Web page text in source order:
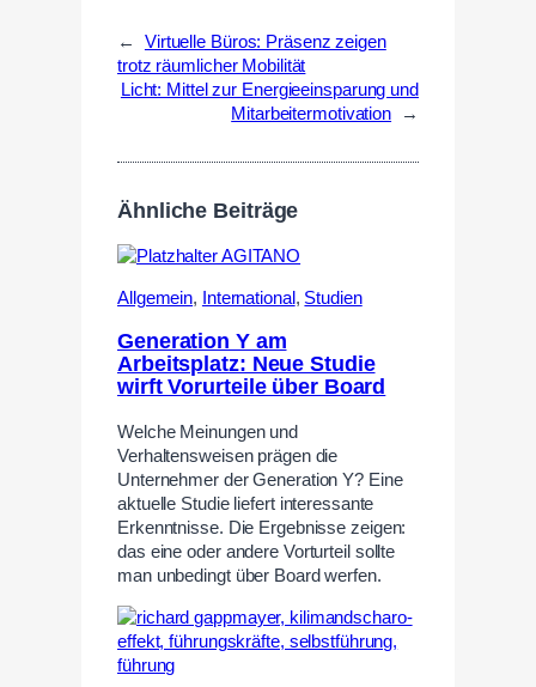
←
Virtuelle Büros: Präsenz zeigen
trotz räumlicher Mobilität
Licht: Mittel zur Energieeinsparung und
Mitarbeitermotivation
→
Ähnliche Beiträge
Allgemein, International , Studien
Generation Y am
Arbeitsplatz: Neue Studie
wirft Vorurteile über Board
Welche Meinungen und
Verhaltensweisen prägen die
Unternehmer der Generation Y? Eine
aktuelle Studie liefert interessante
Erkenntnisse. Die Ergebnisse zeigen:
das eine oder andere Vorturteil sollte
man unbedingt über Board werfen.